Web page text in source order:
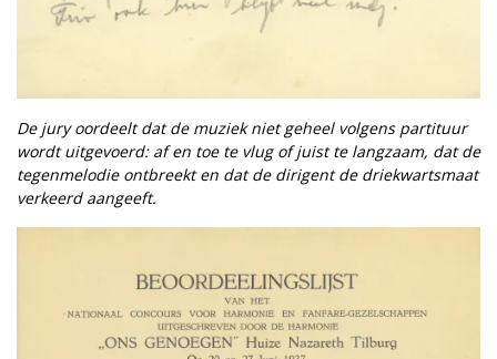
De jury oordeelt dat de muziek niet geheel volgens partituur
wordt uitgevoerd: af en toe te vlug of juist te langzaam, dat de
tegenmelodie ontbreekt en dat de dirigent de driekwartsmaat
verkeerd aangeeft.